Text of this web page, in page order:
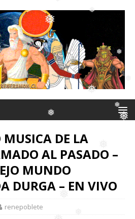
❅
❅
❅
❅
❅
❅
❅
MUSICA DE LA
AL PASADO –
MUNDO
DURGA – EN VIVO
renepoblete